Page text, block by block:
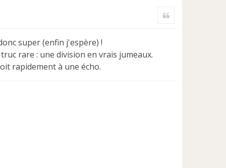
super (enfin j'espère) !
rare : une division en vrais jumeaux.
rapidement à une écho.